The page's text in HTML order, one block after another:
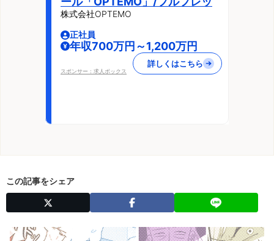
株式会社OPTEMO
正社員
年収700万円～1,200万円
スポンサー：求人ボックス
詳しくはこちら
この記事をシェア